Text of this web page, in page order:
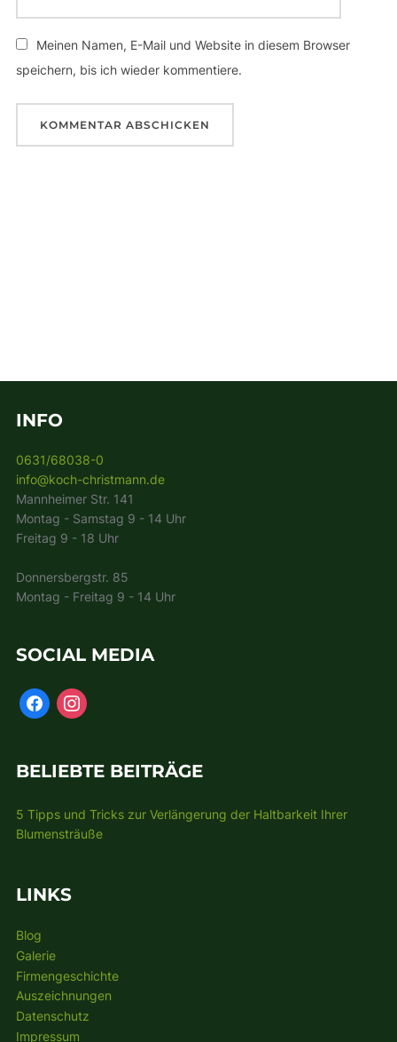
Meinen Namen, E-Mail und Website in diesem Browser
speichern, bis ich wieder kommentiere.
INFO
0631/68038-0
info@koch-christmann.de
Mannheimer Str. 141
Montag - Samstag 9 - 14 Uhr
Freitag 9 - 18 Uhr
Donnersbergstr. 85
Montag - Freitag 9 - 14 Uhr
SOCIAL MEDIA
BELIEBTE BEITRÄGE
5 Tipps und Tricks zur Verlängerung der Haltbarkeit Ihrer
Blumensträuße
LINKS
Blog
Galerie
Firmengeschichte
Auszeichnungen
Datenschutz
Impressum